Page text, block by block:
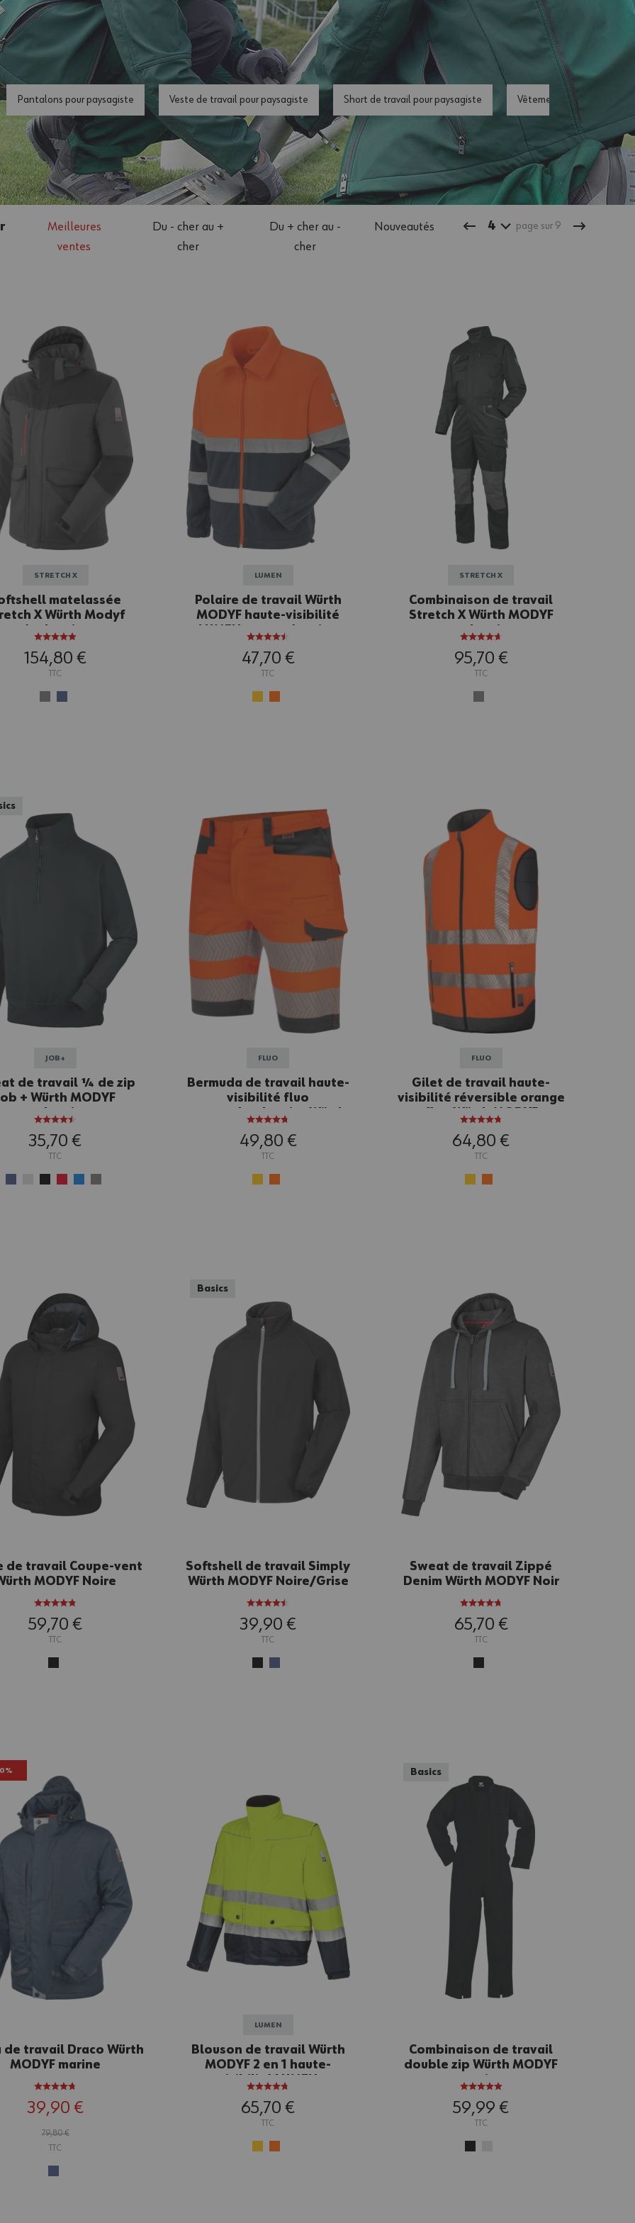
Pantalons pour paysagiste Veste de travail pour paysagiste Short de travail pour paysagiste Vêtements de pluie pour
4 page sur 9
Meilleures
ventes
Du - cher au +
cher
Du + cher au -
cher
Nouveautés
STRETCH X
matelassée
X Würth Modyf
Anthracite
154,80 €
TTC
LUMEN
Polaire de travail Würth
MODYF haute-visibilité
LUMEN orange/marine
47,70 €
TTC
STRETCH X
Combinaison de travail
Stretch X Würth MODYF
anthracite
95,70 €
TTC
JOB+
de travail ¼ de zip
+ Würth MODYF
anthracite
35,70 €
TTC
FLUO
Bermuda de travail haute-
visibilité fluo
orange/anthracite Würth
49,80 €
TTC
FLUO
Gilet de travail haute-
visibilité réversible orange
fluo Würth MODYF
64,80 €
TTC
de travail Coupe-vent
MODYF Noire
59,70 €
TTC
Basics
Softshell de travail Simply
Würth MODYF Noire/Grise
39,90 €
TTC
Sweat de travail Zippé
Denim Würth MODYF Noir
65,70 €
TTC
de travail Draco Würth
MODYF marine
39,90 €
79,80 €
TTC
LUMEN
Blouson de travail Würth
MODYF 2 en 1 haute-
visibilité LUMEN
65,70 €
TTC
Basics
Combinaison de travail
double zip Würth MODYF
noir
59,99 €
TTC